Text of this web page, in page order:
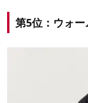
第5位：ウォ